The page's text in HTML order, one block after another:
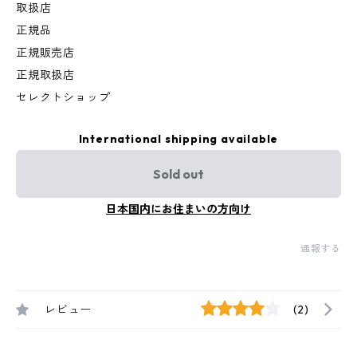
取扱店
正規品
正規販売店
正規取扱店
セレクトショップ
International shipping available
Sold out
日本国内にお住まいの方向け
通報する
レビュー (2)